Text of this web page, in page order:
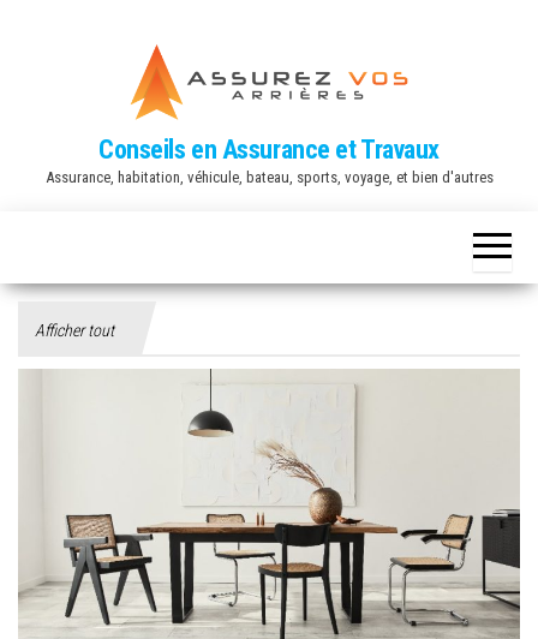
Conseils en Assurance et Travaux
Assurance, habitation, véhicule, bateau, sports, voyage, et bien d'autres
Afficher tout